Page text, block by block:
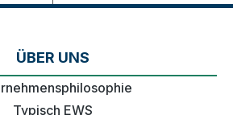
ÜBER UNS
Typisch EWS